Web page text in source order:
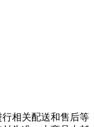
相关配送和售后等